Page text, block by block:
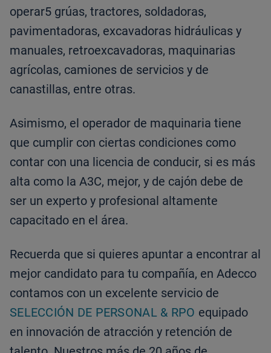
operar5 grúas, tractores, soldadoras,
pavimentadoras, excavadoras hidráulicas y
manuales, retroexcavadoras, maquinarias
agrícolas, camiones de servicios y de
canastillas, entre otras.
Asimismo, el operador de maquinaria tiene
que cumplir con ciertas condiciones como
contar con una licencia de conducir, si es más
alta como la A3C, mejor, y de cajón debe de
ser un experto y profesional altamente
capacitado en el área.
Recuerda que si quieres apuntar a encontrar al
mejor candidato para tu compañía, en Adecco
contamos con un excelente servicio de
SELECCIÓN DE PERSONAL & RPO equipado
en innovación de atracción y retención de